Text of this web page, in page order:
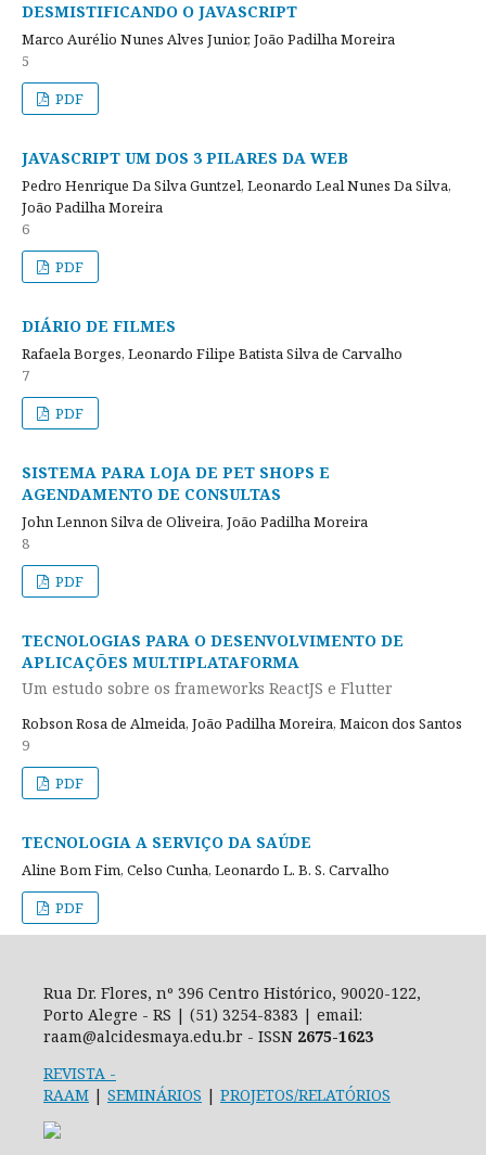
DESMISTIFICANDO O JAVASCRIPT
Marco Aurélio Nunes Alves Junior, João Padilha Moreira
5
PDF
JAVASCRIPT UM DOS 3 PILARES DA WEB
Pedro Henrique Da Silva Guntzel, Leonardo Leal Nunes Da Silva,
João Padilha Moreira
6
PDF
DIÁRIO DE FILMES
Rafaela Borges, Leonardo Filipe Batista Silva de Carvalho
7
PDF
SISTEMA PARA LOJA DE PET SHOPS E
AGENDAMENTO DE CONSULTAS
John Lennon Silva de Oliveira, João Padilha Moreira
8
PDF
TECNOLOGIAS PARA O DESENVOLVIMENTO DE
APLICAÇÕES MULTIPLATAFORMA
Um estudo sobre os frameworks ReactJS e Flutter
Robson Rosa de Almeida, João Padilha Moreira, Maicon dos Santos
9
PDF
TECNOLOGIA A SERVIÇO DA SAÚDE
Aline Bom Fim, Celso Cunha, Leonardo L. B. S. Carvalho
PDF
Rua Dr. Flores, nº 396 Centro Histórico, 90020-122,
Porto Alegre - RS | (51) 3254-8383 | email:
raam@alcidesmaya.edu.br - ISSN 2675-1623
REVISTA -
RAAM | SEMINÁRIOS | PROJETOS/RELATÓRIOS